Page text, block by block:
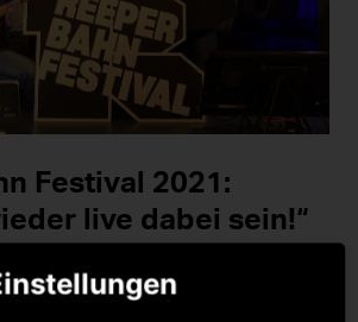
Festival 2021:
live dabei sein!“
war unter den Vertreter*innen der
als wir beim Reeperbahn